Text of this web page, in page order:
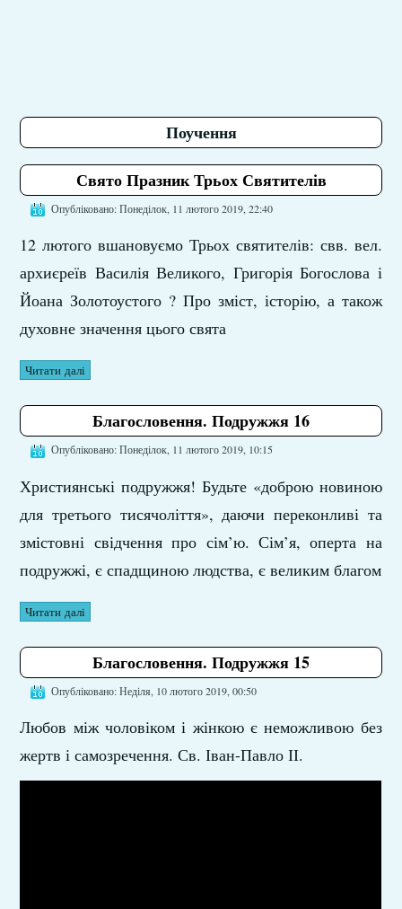
Поучення
Свято Празник Трьох Святителів
Опубліковано: Понеділок, 11 лютого 2019, 22:40
12 лютого вшановуємо Трьох святителів: свв. вел.
архиєреїв Василія Великого, Григорія Богослова і
Йоана Золотоустого ? Про зміст, історію, а також
духовне значення цього свята
Читати далі
Благословення. Подружжя 16
Опубліковано: Понеділок, 11 лютого 2019, 10:15
Християнські подружжя! Будьте «доброю новиною
для третього тисячоліття», даючи переконливі та
змістовні свідчення про сім’ю. Сім’я, оперта на
подружжі, є спадщиною людства, є великим благом
Читати далі
Благословення. Подружжя 15
Опубліковано: Неділя, 10 лютого 2019, 00:50
Любов між чоловіком і жінкою є неможливою без
жертв і самозречення. Св. Іван-Павло ІІ.